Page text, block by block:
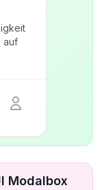
auf
Modalbox